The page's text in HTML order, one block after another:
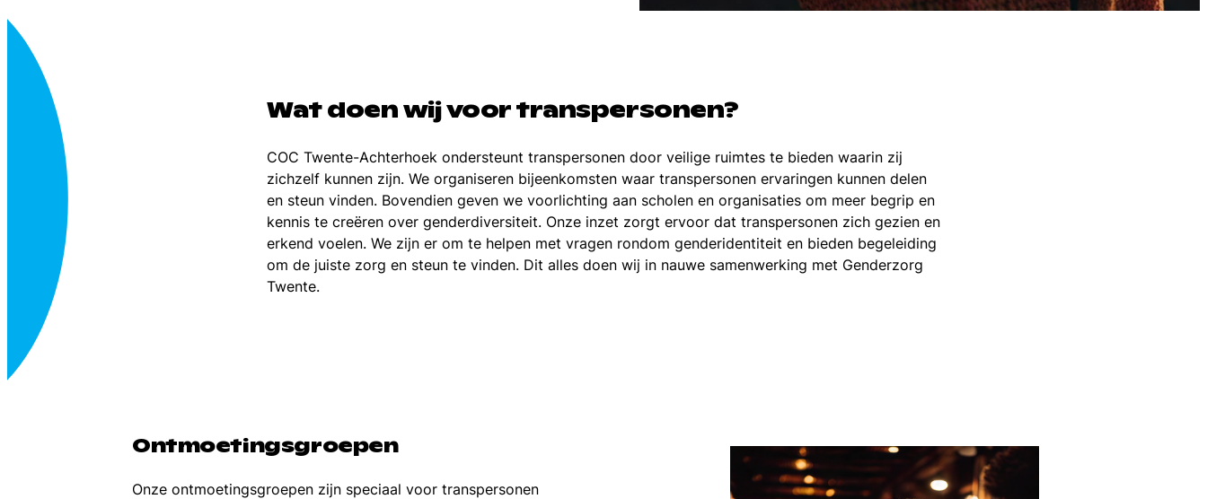
Wat doen wij voor transpersonen?
COC Twente-Achterhoek ondersteunt transpersonen door veilige ruimtes te bieden waarin zij
zichzelf kunnen zijn. We organiseren bijeenkomsten waar transpersonen ervaringen kunnen delen
en steun vinden. Bovendien geven we voorlichting aan scholen en organisaties om meer begrip en
kennis te creëren over genderdiversiteit. Onze inzet zorgt ervoor dat transpersonen zich gezien en
erkend voelen. We zijn er om te helpen met vragen rondom genderidentiteit en bieden begeleiding
om de juiste zorg en steun te vinden. Dit alles doen wij in nauwe samenwerking met Genderzorg
Twente.
Ontmoetingsgroepen
Onze ontmoetingsgroepen zijn speciaal voor transpersonen